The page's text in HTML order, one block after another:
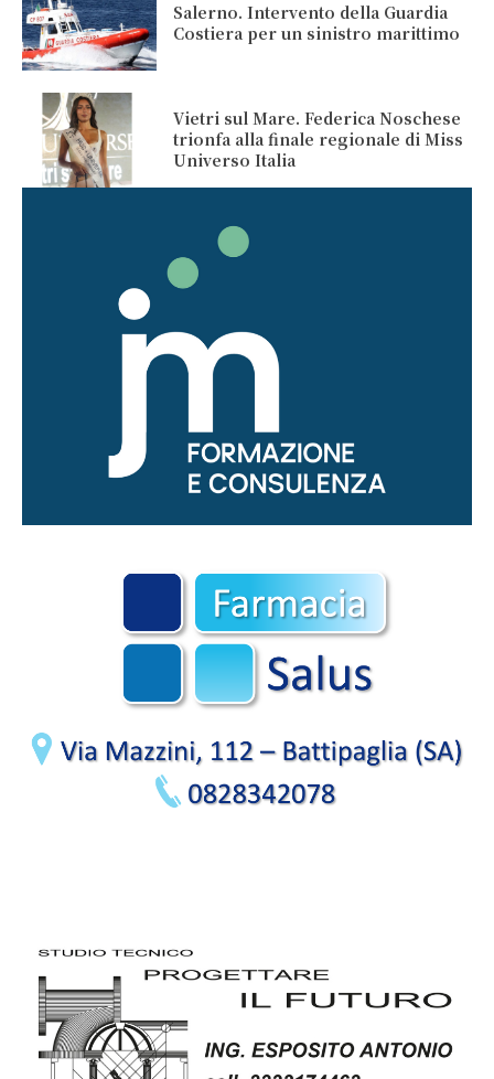
Salerno. Intervento della Guardia
Costiera per un sinistro marittimo
Vietri sul Mare. Federica Noschese
trionfa alla finale regionale di Miss
Universo Italia